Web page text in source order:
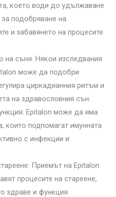
което води до удължаване
подобряване на
и забавянето на процесите
на съня: Някои изследвания
може да подобри
циркадианния ритъм и
на здравословния сън.
Epitalon може да има
които подпомагат имунната
с инфекции и
Приемът на Epitalon
процесите на стареене,
здраве и функция.